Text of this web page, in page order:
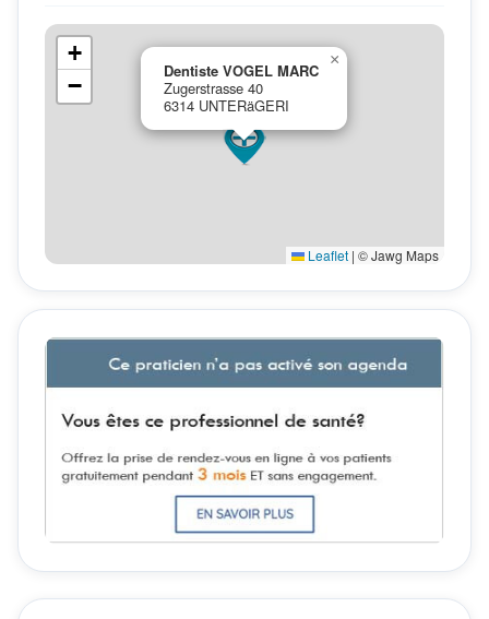
Dentiste VOGEL MARC
Zugerstrasse 40
6314 UNTERäGERI
×
+
−
Leaflet | © Jawg Maps